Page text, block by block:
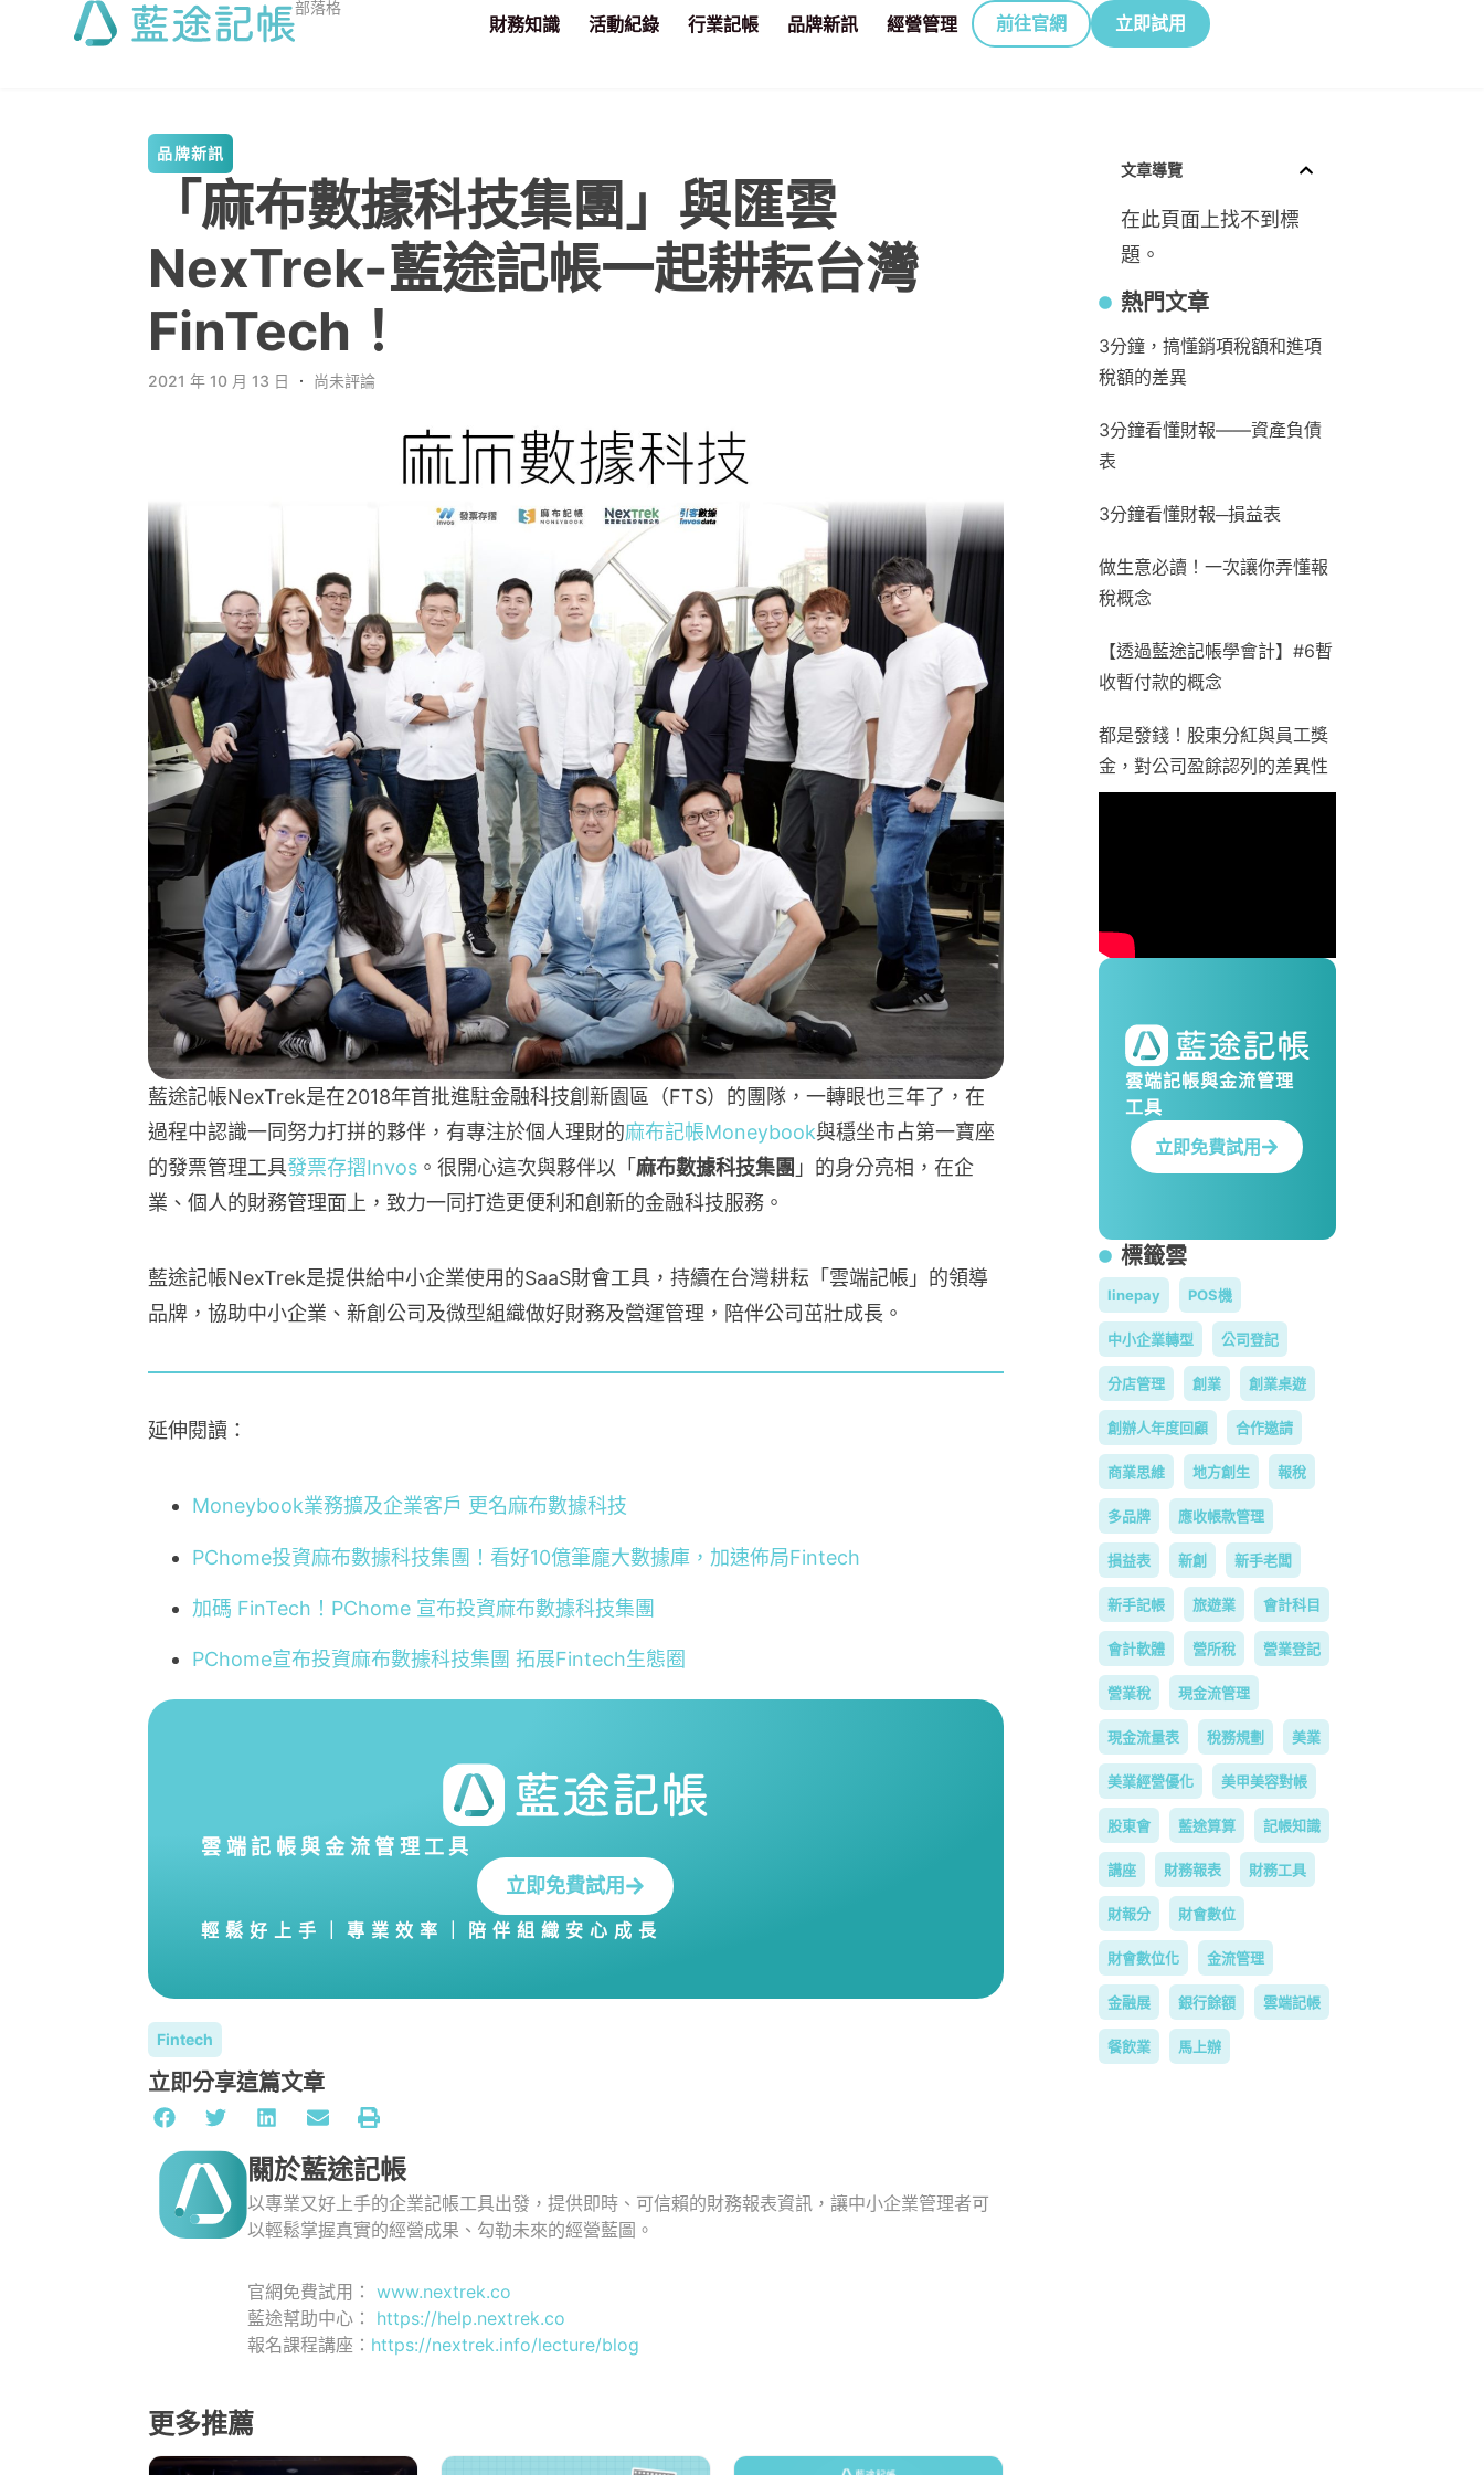
部落格
財務知識 活動紀錄 行業記帳 品牌新訊 經營管理 前往官網 立即試用
品牌新訊
「麻布數據科技集團」與匯雲
NexTrek-藍途記帳一起耕耘台灣
FinTech！
2021 年 10 月 13 日 ． 尚未評論
藍途記帳NexTrek是在2018年首批進駐金融科技創新園區（FTS）的團隊，一轉眼也三年了，在
過程中認識一同努力打拼的夥伴，有專注於個人理財的麻布記帳Moneybook與穩坐市占第一寶座
的發票管理工具發票存摺Invos 。很開心這次與夥伴以「麻布數據科技集團 」的身分亮相，在企
業、個人的財務管理面上，致力一同打造更便利和創新的金融科技服務。
藍途記帳NexTrek是提供給中小企業使用的SaaS財會工具，持續在台灣耕耘「雲端記帳」的領導
品牌，協助中小企業、新創公司及微型組織做好財務及營運管理，陪伴公司茁壯成長。
延伸閱讀：
Moneybook業務擴及企業客戶 更名麻布數據科技
PChome投資麻布數據科技集團！看好10億筆龐大數據庫，加速佈局Fintech
加碼 FinTech！PChome 宣布投資麻布數據科技集團
PChome宣布投資麻布數據科技集團 拓展Fintech生態圈
雲端記帳與金流管理工具
立即免費試用
輕鬆好上手｜專業效率｜陪伴組織安心成長
Fintech
立即分享這篇文章
關於藍途記帳
以專業又好上手的企業記帳工具出發，提供即時、可信賴的財務報表資訊，讓中小企業管理者可
以輕鬆掌握真實的經營成果、勾勒未來的經營藍圖。
官網免費試用：www.nextrek.co
藍途幫助中心： https://help.nextrek.co
報名課程講座： https://nextrek.info/lecture/blog
更多推薦
文章導覽
在此頁面上找不到標
題。
熱門文章
3分鐘，搞懂銷項稅額和進項
稅額的差異
3分鐘看懂財報——資產負債
表
3分鐘看懂財報─損益表
做生意必讀！一次讓你弄懂報
稅概念
【透過藍途記帳學會計】#6暫
收暫付款的概念
都是發錢！股東分紅與員工獎
金，對公司盈餘認列的差異性
雲端記帳與金流管理
工具
立即免費試用
標籤雲
linepay POS機
中小企業轉型 公司登記
分店管理 創業 創業桌遊
創辦人年度回顧 合作邀請
商業思維 地方創生 報稅
多品牌 應收帳款管理
損益表 新創 新手老闆
新手記帳 旅遊業 會計科目
會計軟體 營所稅 營業登記
營業稅 現金流管理
現金流量表 稅務規劃 美業
美業經營優化 美甲美容對帳
股東會 藍途算算 記帳知識
講座 財務報表 財務工具
財報分 財會數位
財會數位化 金流管理
金融展 銀行餘額 雲端記帳
餐飲業 馬上辦